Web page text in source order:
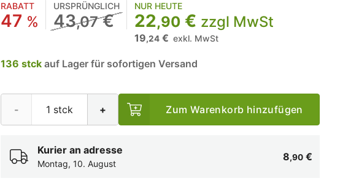
RABATT
47 %
URSPRÜNGLICH
43,07€
NUR HEUTE
22,90 € zzgl MwSt
19,24 € exkl. MwSt
136 stck auf Lager für sofortigen Versand
- + Zum Warenkorb hinzufügen
Kurier an adresse
Montag, 10. August
8,90 €